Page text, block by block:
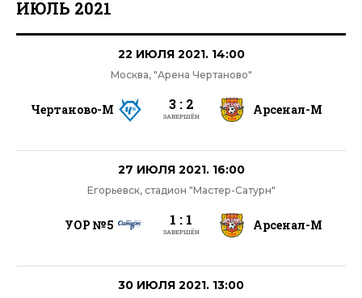
ИЮЛЬ 2021
22 ИЮЛЯ 2021. 14:00
Москва, "Арена Чертаново"
Чертаново-М 3 : 2
ЗАВЕРШЁН Арсенал-М
27 ИЮЛЯ 2021. 16:00
Егорьевск, стадион "Мастер-Сатурн"
УОР №5 1 : 1
ЗАВЕРШЁН Арсенал-М
30 ИЮЛЯ 2021. 13:00